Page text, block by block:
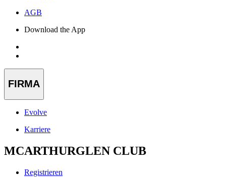
AGB
Download the App
FIRMA
Evolve
Karriere
MCARTHURGLEN CLUB
Registrieren